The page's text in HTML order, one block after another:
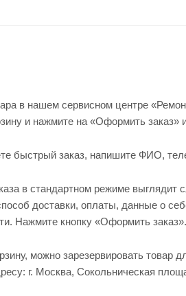
в нашем сервисном центре
и нажмите на «Оформить заказ»
быстрый заказ, напишите ФИО,
в стандартном режиме
доставки, оплаты, данные о
Нажмите кнопку «Оформить заказ».
можно зарезервировать товар
г. Москва, Сокольническая